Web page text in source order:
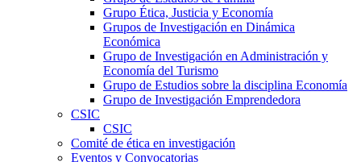
Grupo Ética, Justicia y Economía
Grupos de Investigación en Dinámica
Económica
Grupo de Investigación en Administración y
Economía del Turismo
Grupo de Estudios sobre la disciplina Economía
Grupo de Investigación Emprendedora
CSIC
CSIC
Comité de ética en investigación
Eventos y Convocatorias